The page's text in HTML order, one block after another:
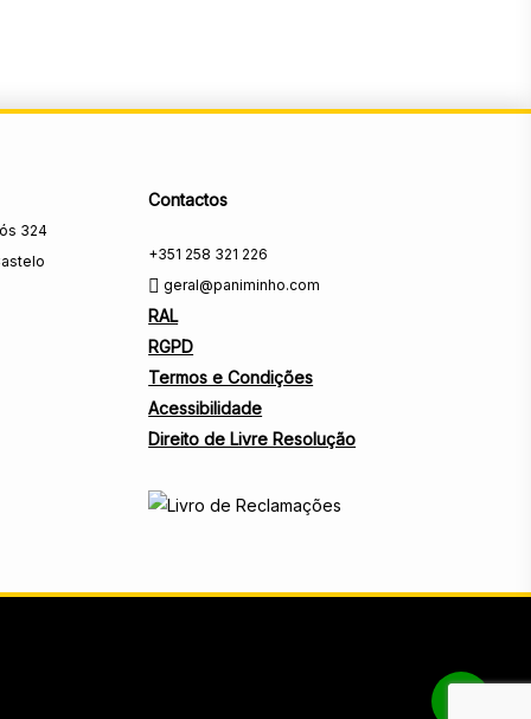
324
Contactos
+351 258 321 226
geral@paniminho.com
RAL
RGPD
Termos e Condições
Acessibilidade
Direito de Livre Resolução